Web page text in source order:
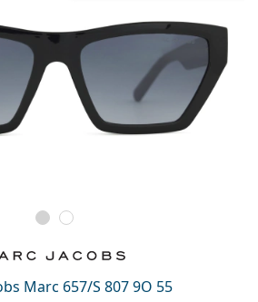
Marc 657/S 807 9O 55